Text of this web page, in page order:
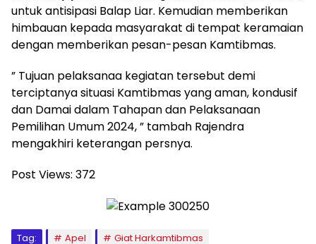
untuk antisipasi Balap Liar. Kemudian memberikan
himbauan kepada masyarakat di tempat keramaian
dengan memberikan pesan-pesan Kamtibmas.
” Tujuan pelaksanaa kegiatan tersebut demi
terciptanya situasi Kamtibmas yang aman, kondusif
dan Damai dalam Tahapan dan Pelaksanaan
Pemilihan Umum 2024, ” tambah Rajendra
mengakhiri keterangan persnya.
Post Views: 372
Tag: Apel
Giat Harkamtibmas